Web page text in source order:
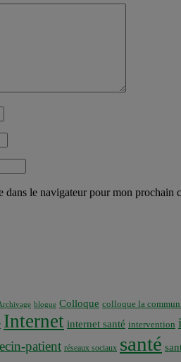
le navigateur pour mon prochain
blogue Colloque colloque la
Internet internet santé intervention
patient réseaux sociaux santé